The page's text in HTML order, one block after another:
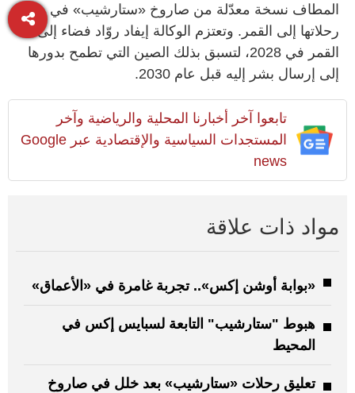
المطاف نسخة معدّلة من صاروخ «ستارشيب» في
رحلاتها إلى القمر. وتعتزم الوكالة إيفاد روّاد فضاء إلى
القمر في 2028، لتسبق بذلك الصين التي تطمح بدورها
إلى إرسال بشر إليه قبل عام 2030.
تابعوا آخر أخبارنا المحلية والرياضية وآخر
المستجدات السياسية والإقتصادية عبر Google
news
مواد ذات علاقة
«بوابة أوشن إكس».. تجربة غامرة في «الأعماق»
هبوط "ستارشيب" التابعة لسبايس إكس في
المحيط
تعليق رحلات «ستارشيب» بعد خلل في صاروخ